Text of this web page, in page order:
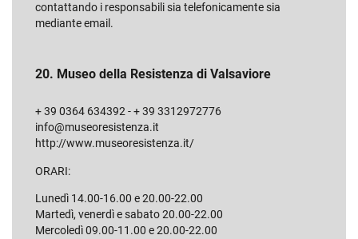
contattando i responsabili sia telefonicamente sia
mediante email.
20. Museo della Resistenza di Valsaviore
+ 39 0364 634392 - + 39 3312972776
info@museoresistenza.it
http://www.museoresistenza.it/
ORARI:
Lunedì 14.00-16.00 e 20.00-22.00
Martedì, venerdì e sabato 20.00-22.00
Mercoledì 09.00-11.00 e 20.00-22.00